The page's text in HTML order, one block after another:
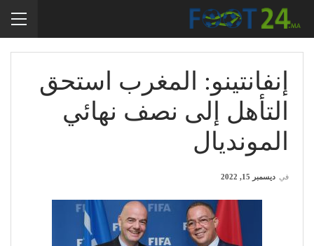
إنفانتينو: المغرب استحق
التأهل إلى نصف نهائي
المونديال
في ديسمبر 15, 2022